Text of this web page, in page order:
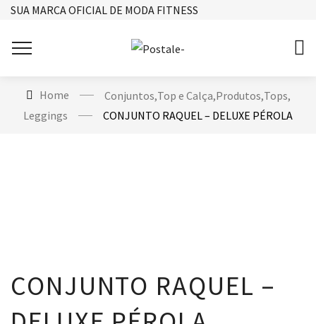
SUA MARCA OFICIAL DE MODA FITNESS
Home Conjuntos,Top e Calça,Produtos,Tops,
Leggings
CONJUNTO RAQUEL – DELUXE PÉROLA
CONJUNTO RAQUEL –